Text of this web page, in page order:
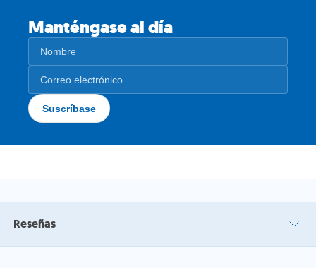
Manténgase al día
Reseñas